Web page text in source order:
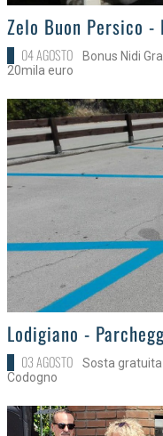
>
Zelo Buon Persico
04 AGOSTO
Bonus Nidi
20mila euro
>Lodigiano -
03 AGOSTO
Sosta gratuita
Codogno